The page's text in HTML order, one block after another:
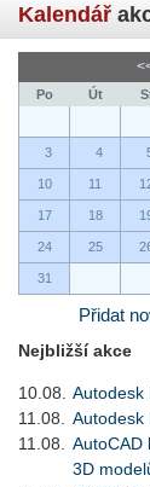
Kalendář
Po Út
3 4
10 11
17 18
24 25
31
Přidat
Nejbližší akce
10.08.
Autodesk
11.08.
Autodesk
11.08.
AutoCAD
3D